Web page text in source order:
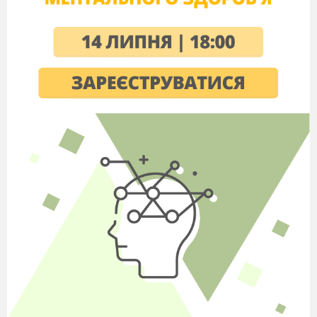
- придумайте свою історію про осінь, заховайте
її в цеглинки, розкажіть (пари презентують свої
розповіді)
неї осінню історію, розкажіть (пари
презентують свої розповіді)
VІ. Інтерактивна гра « сенкан».
записує на дошці.
Що? – осінь
Яка? – золота, щедра, гарна
Що робить? –
дує, обриває, дарує
Речення – Щедра осінь дарує подарунки.
Висновок – Осінь – дуже гарна пора
: записати складене